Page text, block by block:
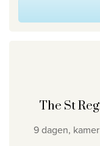
The St
9 dagen,